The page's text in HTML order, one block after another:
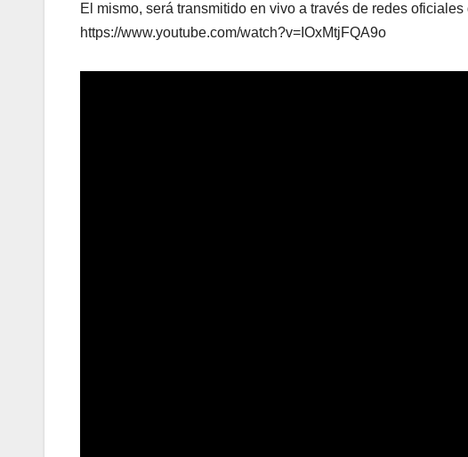
El mismo, será transmitido en vivo a través de redes
https://www.youtube.com/watch?v=IOxMtjFQA9o